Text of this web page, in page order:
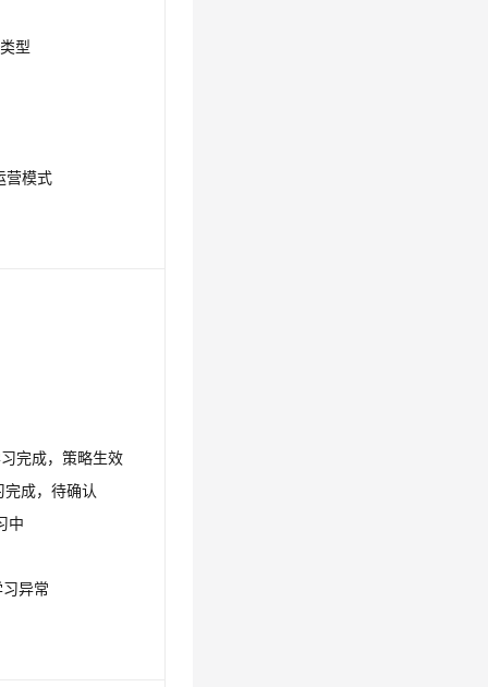
型
营模式
完成，策略生效
成，待确认
中
异常